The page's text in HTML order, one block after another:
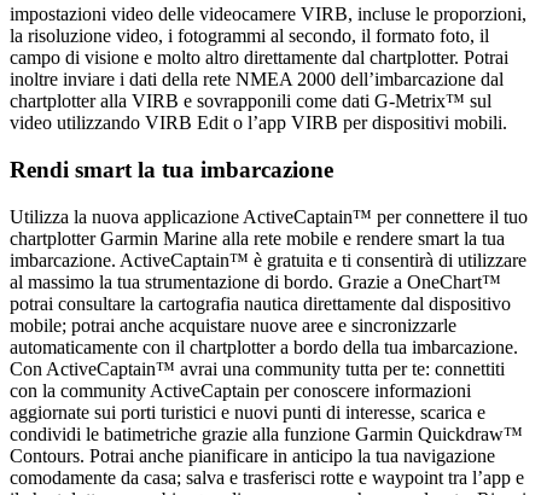
impostazioni video delle videocamere VIRB, incluse le proporzioni,
la risoluzione video, i fotogrammi al secondo, il formato foto, il
campo di visione e molto altro direttamente dal chartplotter. Potrai
inoltre inviare i dati della rete NMEA 2000 dell’imbarcazione dal
chartplotter alla VIRB e sovrapponili come dati G-Metrix™ sul
video utilizzando VIRB Edit o l’app VIRB per dispositivi mobili.
Rendi smart la tua imbarcazione
Utilizza la nuova applicazione ActiveCaptain™ per connettere il tuo
chartplotter Garmin Marine alla rete mobile e rendere smart la tua
imbarcazione. ActiveCaptain™ è gratuita e ti consentirà di utilizzare
al massimo la tua strumentazione di bordo. Grazie a OneChart™
potrai consultare la cartografia nautica direttamente dal dispositivo
mobile; potrai anche acquistare nuove aree e sincronizzarle
automaticamente con il chartplotter a bordo della tua imbarcazione.
Con ActiveCaptain™ avrai una community tutta per te: connettiti
con la community ActiveCaptain per conoscere informazioni
aggiornate sui porti turistici e nuovi punti di interesse, scarica e
condividi le batimetriche grazie alla funzione Garmin Quickdraw™
Contours. Potrai anche pianificare in anticipo la tua navigazione
comodamente da casa; salva e trasferisci rotte e waypoint tra l’app e